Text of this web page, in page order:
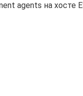
agents на хосте